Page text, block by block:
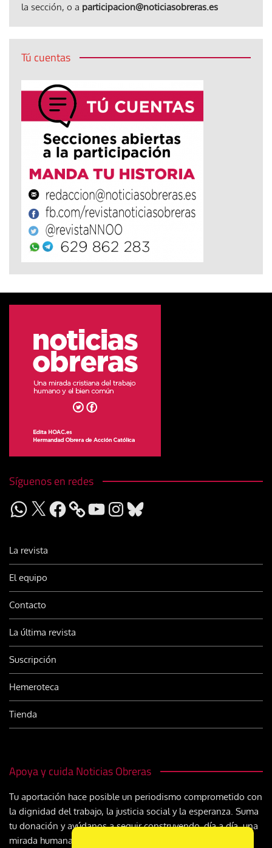
la sección, o a participacion@noticiasobreras.es
Tú cuentas
Síguenos en redes
WhatsApp
X Facebook YouTubeInstagram
Bluesky
La revista
El equipo
Contacto
La última revista
Suscripción
Hemeroteca
Tienda
Apoya y cuida Noticias Obreras
Tu aportación hace posible un periodismo comprometido con
la dignidad del trabajo, la justicia social y la esperanza. Suma
tu donación y ayúdanos a seguir construyendo, día a día, una
mirada humana y cristiana sobre el mundo del trabajo